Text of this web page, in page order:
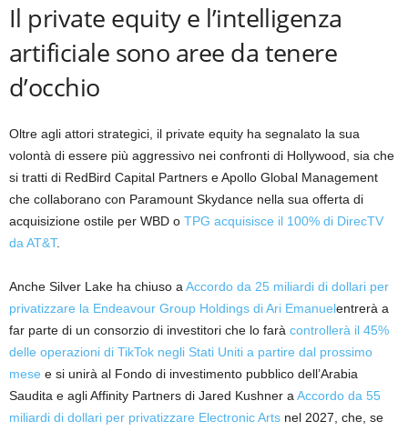
Il private equity e l’intelligenza
artificiale sono aree da tenere
d’occhio
Oltre agli attori strategici, il private equity ha segnalato la sua
volontà di essere più aggressivo nei confronti di Hollywood, sia che
si tratti di RedBird Capital Partners e Apollo Global Management
che collaborano con Paramount Skydance nella sua offerta di
acquisizione ostile per WBD o TPG acquisisce il 100% di DirecTV
da AT&T.
Anche Silver Lake ha chiuso aAccordo da 25 miliardi di dollari per
privatizzare la Endeavour Group Holdings di Ari Emanuelentrerà a
far parte di un consorzio di investitori che lo farà controllerà il 45%
delle operazioni di TikTok negli Stati Uniti a partire dal prossimo
mese e si unirà al Fondo di investimento pubblico dell’Arabia
Saudita e agli Affinity Partners di Jared Kushner aAccordo da 55
miliardi di dollari per privatizzare Electronic Arts nel 2027, che, se